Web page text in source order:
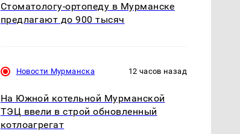
Стоматологу-ортопеду в Мурманске
предлагают до 900 тысяч
Новости Мурманска 12 часов назад
На Южной котельной Мурманской
ТЭЦ ввели в строй обновленный
котлоагрегат